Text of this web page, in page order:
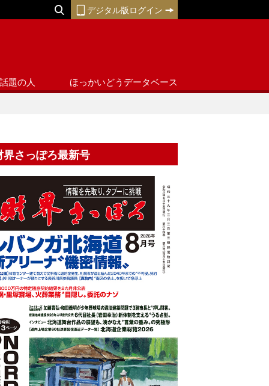
デジタル版ログイン
話題の人 ほっかいどうデータベース
界さっぽろ最新号